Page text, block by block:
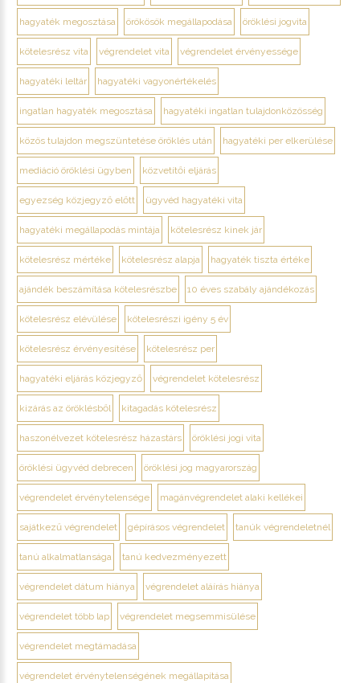
hagyaték megosztása örökösök megállapodása öröklési jogvita
kötelesrész vita végrendelet vita végrendelet érvényessége
hagyatéki leltár hagyatéki vagyonértékelés
ingatlan hagyaték megosztása hagyatéki ingatlan tulajdonközösség
közös tulajdon megszüntetése öröklés után hagyatéki per elkerülése
mediáció öröklési ügyben közvetítői eljárás
egyezség közjegyző előtt ügyvéd hagyatéki vita
hagyatéki megállapodás mintája kötelesrész kinek jár
kötelesrész mértéke kötelesrész alapja hagyaték tiszta értéke
ajándék beszámítása kötelesrészbe 10 éves szabály ajándékozás
kötelesrész elévülése kötelesrészi igény 5 év
kötelesrész érvényesítése kötelesrész per
hagyatéki eljárás közjegyző végrendelet kötelesrész
kizárás az öröklésből kitagadás kötelesrész
haszonélvezet kötelesrész házastárs öröklési jogi vita
öröklési ügyvéd debrecen öröklési jog magyarország
végrendelet érvénytelensége magánvégrendelet alaki kellékei
sajátkezű végrendelet gépírásos végrendelet tanúk végrendeletnél
tanú alkalmatlansága tanú kedvezményezett
végrendelet dátum hiánya végrendelet aláírás hiánya
végrendelet több lap végrendelet megsemmisülése
végrendelet megtámadása
végrendelet érvénytelenségének megállapítása